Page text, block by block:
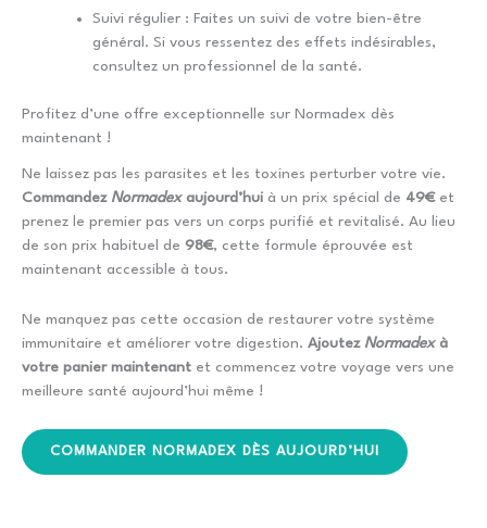
Suivi régulier : Faites un suivi de votre bien-être
général. Si vous ressentez des effets indésirables,
consultez un professionnel de la santé.
Profitez d’une offre exceptionnelle sur Normadex dès
maintenant !
Ne laissez pas les parasites et les toxines perturber votre vie.
Commandez Normadexaujourd’hui à un prix spécial de 49€et
prenez le premier pas vers un corps purifié et revitalisé. Au lieu
de son prix habituel de 98€, cette formule éprouvée est
maintenant accessible à tous.
Ne manquez pas cette occasion de restaurer votre système
immunitaire et améliorer votre digestion. Ajoutez Normadexà
votre panier maintenant et commencez votre voyage vers une
meilleure santé aujourd’hui même !
COMMANDER NORMADEX DÈS AUJOURD’HUI